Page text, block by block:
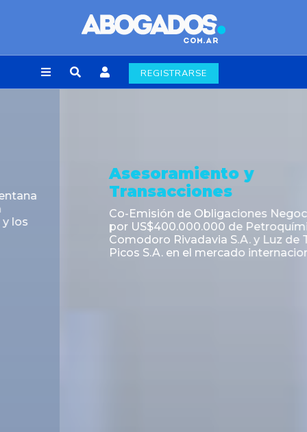
REGISTRARSE
Asesoramiento y
Transacciones
Co-Emisión de Obligaciones Negociables
por US$400.000.000 de Petroquímica
Comodoro Rivadavia S.A. y Luz de Tres
Picos S.A. en el mercado internacional